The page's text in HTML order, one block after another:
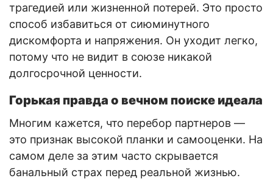
трагедией или жизненной потерей. Это просто
способ избавиться от сиюминутного
дискомфорта и напряжения. Он уходит легко,
потому что не видит в союзе никакой
долгосрочной ценности.
Горькая правда о вечном поиске идеала
Многим кажется, что перебор партнеров —
это признак высокой планки и самооценки. На
самом деле за этим часто скрывается
банальный страх перед реальной жизнью.